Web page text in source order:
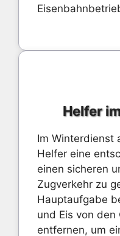
Helfer
Im Winterdienst
Helfer eine
einen sicheren
Zugverkehr zu
Hauptaufgabe
und Eis von den
entfernen, um